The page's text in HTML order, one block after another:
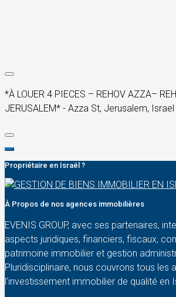
*À LOUER 4 PIECES – REHOV AZZA–
JERUSALEM* - Azza St, Jerusalem, Israel
Propriétaire en Israël ?
À Propos de nos agences immobilières
EVENIS GROUP, avec ses partenaires,
aspects juridiques, financiers, fiscaux,
patrimoine immobilier et gestion
Pluridisciplinaire, nous couvrons tous les
l’investissement immobilier de qualité en